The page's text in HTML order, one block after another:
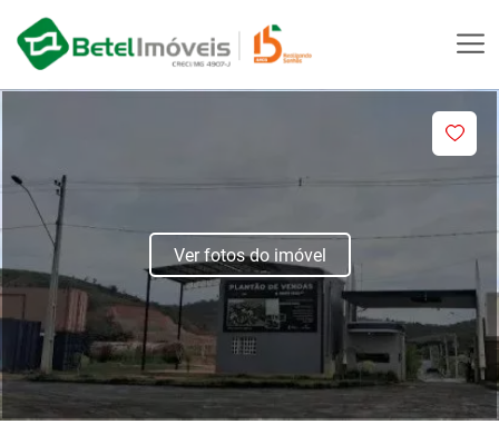
Ver fotos do imóvel